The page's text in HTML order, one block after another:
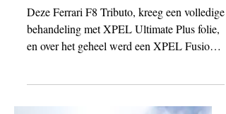
NEW Ferrari F8 Tributo FULL
XPEL Wrap